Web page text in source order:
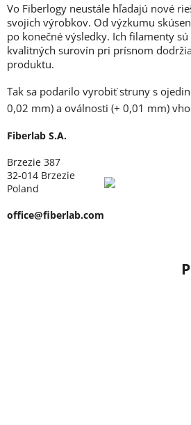
Vo Fiberlogy neustále hľadajú nové
svojich výrobkov. Od výzkumu
po konečné výsledky. Ich filamenty
kvalitných surovín pri prísnom
produktu.
Tak sa podarilo vyrobiť struny s
0,02 mm) a oválnosti (+ 0,01 mm)
Fiberlab S.A.
Brzezie 387
32-014 Brzezie
Poland
office@fiberlab.com